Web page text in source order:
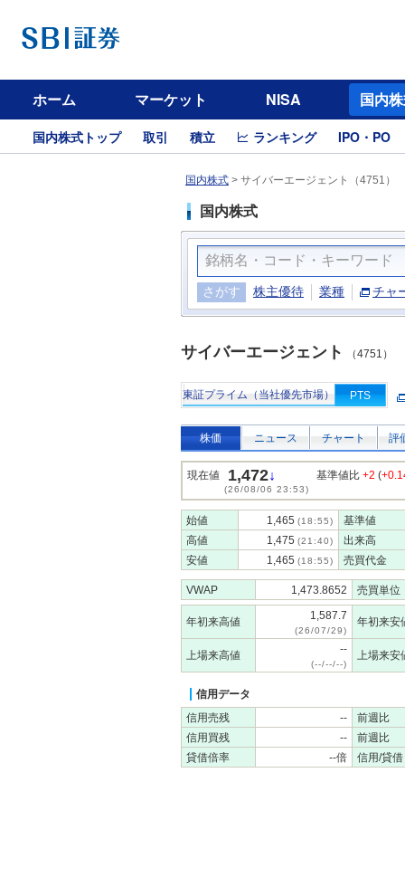
ホーム マーケット NISA 国内
国内株式トップ 取引 積立 ランキング IPO・PO
国内株式 > サイバーエージェント（4751）
国内株式
さがす 株主優待 業種 チャ
サイバーエージェント （4751）
東証プライム（当社優先市場） PTS
株価 ニュース チャート 評
現在値 1,472↓
(26/08/06 23:53)
基準値比 +2 (
始値 1,465 (18:55)
基準値
高値
1,475 (21:40)
出来高
安値
1,465 (18:55) 売買代金
VWAP 1,473.8652 売買単位
年初来高値 1,587.7
(26/07/29)
年初来安
上場来高値 --
(--/--/--)
上場来安
信用データ
信用売残
--
前週比
信用買残
--
前週比
貸借倍率
--倍 信用/貸借